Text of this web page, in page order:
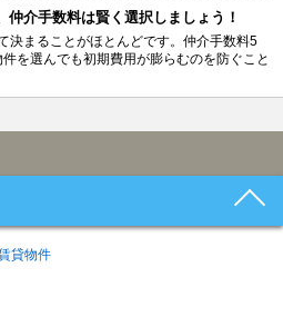
仲介手数料は賢く選択しましょう！
決まることがほとんどです。仲介手数料5
を選んでも初期費用が膨らむのを防ぐこと
貸物件